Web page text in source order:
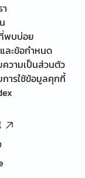
พบบ่อย
ละข้อกำหนด
ความเป็นส่วนตัว
การใช้ข้อมูลคุกกี้